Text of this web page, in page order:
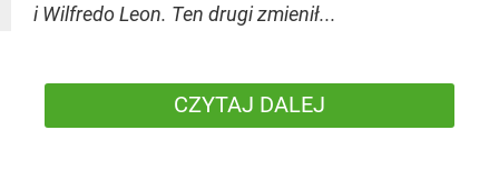
i Wilfredo Leon. Ten drugi zmienił...
CZYTAJ DALEJ